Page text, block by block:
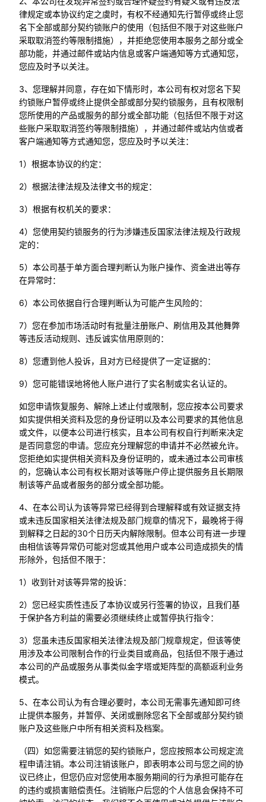
律规定或本协议约定之虞时，有权不经通知先行暂停或终止您
名下全部或部分契约锁账户的使用（包括但不限于对这些账户
采取取消签约等限制措施），并拒绝您使用本服务之部分或全
部功能，并通过邮件或站内信息或客户端通知等方式通知您，
您应及时予以关注。
3、您理解并同意，存在如下情形时，本公司有权对您名下契
约锁账户暂停或终止提供全部或部分契约锁服务，且有权限制
您所使用的产品或服务的部分或全部功能（包括但不限于对这
些账户采取取消签约等限制措施），并通过邮件或站内信或者
客户端通知等方式通知您，您应及时予以关注：
1）根据本协议的约定：
2）根据法律法规及法律文书的规定：
3）根据有权机关的要求：
4）您使用契约锁服务的行为涉嫌违反国家法律法规及行政规
定的：
5）本公司基于单方面合理判断认为账户操作、资金进出等存
在异常时：
6）本公司依据自行合理判断认为可能产生风险的：
7）您在参加市场活动时有批量注册账户、刷信用及其他舞弊
等违反活动规则、违反诚实信用原则的：
8）您遭到他人投诉，且对方已经提供了一定证据的：
9）您可能错误地将他人账户进行了实名制或实名认证的。
如您申请恢复服务、解除上述止付或限制，您应按本公司要求
如实提供相关资料及您的身份证明以及本公司要求的其他信息
或文件，以便本公司进行核实，且本公司有权自行判断来决定
是否同意您的申请。您应充分理解您的申请并不必然被允许。
您拒绝如实提供相关资料及身份证明的，或未通过本公司审核
的，您确认本公司有权长期对该等账户停止提供服务且长期限
制该等产品或者服务的部分或全部功能。
4、在本公司认为该等异常已经得到合理解释或有效证据支持
或未违反国家相关法律法规及部门规章的情况下，最晚将于得
到解释之日起的30个日历天内解除限制。但本公司有进一步理
由相信该等异常仍可能对您或其他用户或本公司造成损失的情
形除外，包括但不限于：
1）收到针对该等异常的投诉：
2）您已经实质性违反了本协议或另行签署的协议，且我们基
于保护各方利益的需要必须继续终止或暂停执行指令：
3）您虽未违反国家相关法律法规及部门规章规定，但该等使
用涉及本公司限制合作的行业类目或商品，包括但不限于通过
本公司的产品或服务从事类似金字塔或矩阵型的高额返利业务
模式。
5、在本公司认为有合理必要时，本公司无需事先通知即可终
止提供本服务，并暂停、关闭或删除您名下全部或部分契约锁
账户及这些账户中所有相关资料及档案。
（四）如您需要注销您的契约锁账户，您应按照本公司规定流
程申请注销。本公司注销该账户，即表明本公司与您之间的协
议已终止，但您仍应对您使用本服务期间的行为承担可能存在
的违约或损害赔偿责任。注销账户后您的个人信息会保持不可